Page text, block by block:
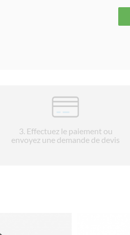
3. Effectuez le paiement ou
envoyez une demande de devis